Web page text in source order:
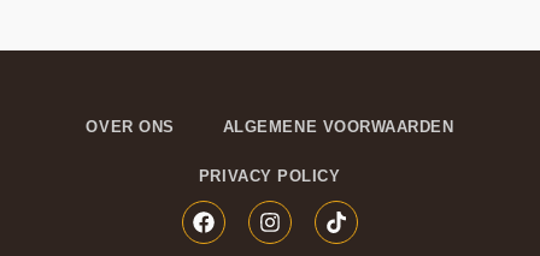
OVER ONS ALGEMENE VOORWAARDEN
PRIVACY POLICY